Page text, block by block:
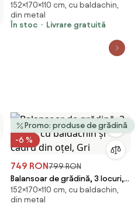
cu baldachin și cadru din oțel,
Negru
152×170×110 cm, cu baldachin,
din metal
În stoc
Livrare gratuită
Promo: produse de grădină
-6 %
749 RON799 RON
Balansoar de grădină, 3 locuri,
cu baldachin și cadru din oțel,
Gri
152×170×110 cm, cu baldachin,
din metal